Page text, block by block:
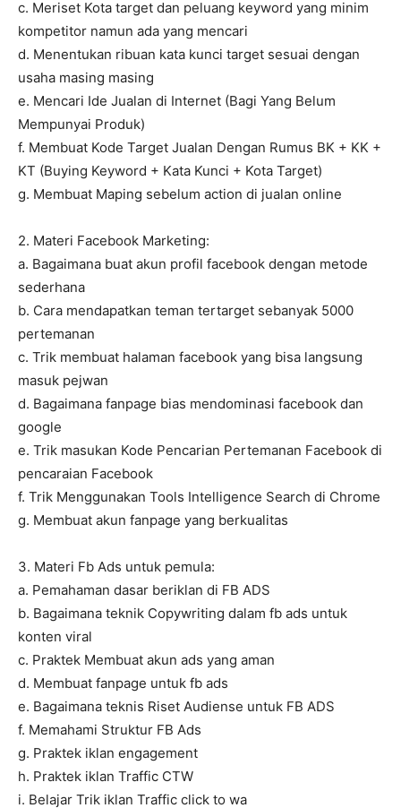
c. Meriset Kota target dan peluang keyword yang minim
kompetitor namun ada yang mencari
d. Menentukan ribuan kata kunci target sesuai dengan
usaha masing masing
e. Mencari Ide Jualan di Internet (Bagi Yang Belum
Mempunyai Produk)
f. Membuat Kode Target Jualan Dengan Rumus BK + KK +
KT (Buying Keyword + Kata Kunci + Kota Target)
g. Membuat Maping sebelum action di jualan online
2. Materi Facebook Marketing:
a. Bagaimana buat akun profil facebook dengan metode
sederhana
b. Cara mendapatkan teman tertarget sebanyak 5000
pertemanan
c. Trik membuat halaman facebook yang bisa langsung
masuk pejwan
d. Bagaimana fanpage bias mendominasi facebook dan
google
e. Trik masukan Kode Pencarian Pertemanan Facebook di
pencaraian Facebook
f. Trik Menggunakan Tools Intelligence Search di Chrome
g. Membuat akun fanpage yang berkualitas
3. Materi Fb Ads untuk pemula:
a. Pemahaman dasar beriklan di FB ADS
b. Bagaimana teknik Copywriting dalam fb ads untuk
konten viral
c. Praktek Membuat akun ads yang aman
d. Membuat fanpage untuk fb ads
e. Bagaimana teknis Riset Audiense untuk FB ADS
f. Memahami Struktur FB Ads
g. Praktek iklan engagement
h. Praktek iklan Traffic CTW
i. Belajar Trik iklan Traffic click to wa